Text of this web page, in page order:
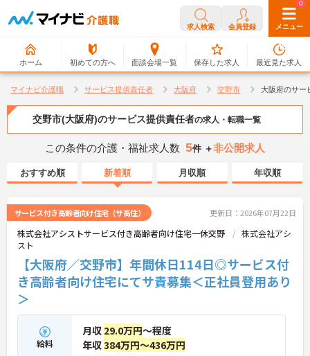
求人検索 会員登録 メニュー
ホーム 初めての方へ 面談会場一覧
0
保存した求人
0
最近見た求人
マイナビ介護職 サービス提供責任者 大阪府 交野市 大阪府のサー
交野市(大阪府)のサービス提供責任者の求人・転職一覧
この条件の介護・福祉求人数 5件 ＋非公開求人
おすすめ順 新着順 月収順 年収順
サービス付き高齢者向け住宅（サ高住） 更新日：2026年07月22日
株式会社アシストサービス付き高齢者向け住宅一休交野
株式会社アシ
スト
【大阪府／交野市】年間休日114日◎サービス付
き高齢者向け住宅にてサ責募集＜正社員登用あり
＞
給料
月収 29.0万円～程度
年収384万円～436万円